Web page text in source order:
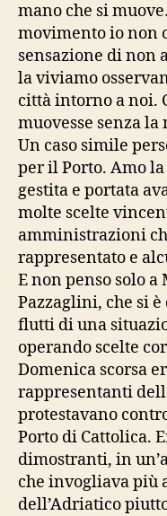
mano che si
movimento io non
sensazione di non
la viviamo
città intorno a noi.
muovesse senza
Un caso simile
per il Porto. Amo
gestita e portata
molte scelte
amministrazioni
rappresentato e
E non penso solo
Pazzaglini, che si
flutti di una
operando scelte
Domenica scorsa
rappresentanti
protestavano
Porto di Cattolica.
dimostranti, in
che invogliava più
dell’Adriatico